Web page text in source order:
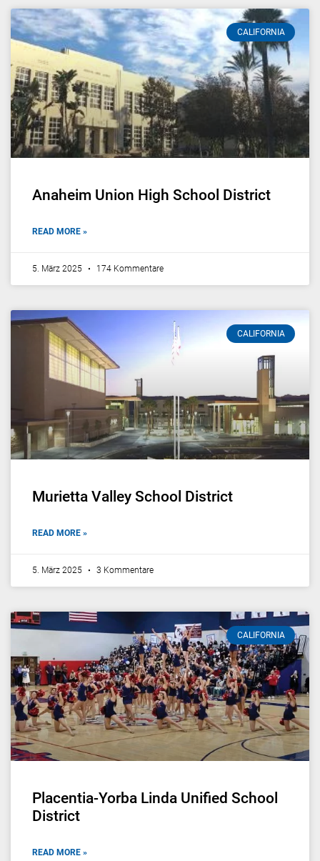
CALIFORNIA
Anaheim Union High School District
READ MORE »
5. März 2025 174 Kommentare
CALIFORNIA
Murietta Valley School District
READ MORE »
5. März 2025 3 Kommentare
CALIFORNIA
Placentia-Yorba Linda Unified School
District
READ MORE »